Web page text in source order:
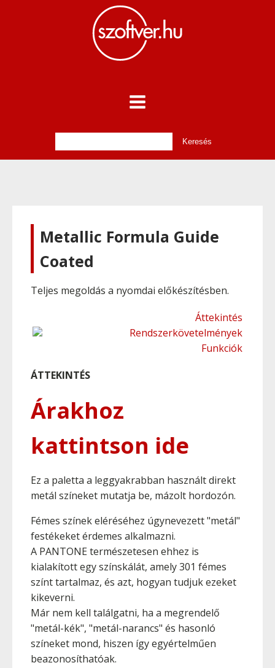
Metallic Formula Guide
Coated
Teljes megoldás a nyomdai előkészítésben.
Áttekintés
Rendszerkövetelmények
Funkciók
ÁTTEKINTÉS
Árakhoz
kattintson ide
Ez a paletta a leggyakrabban használt direkt
metál színeket mutatja be, mázolt hordozón.
Fémes színek eléréséhez úgynevezett "metál"
festékeket érdemes alkalmazni.
A PANTONE természetesen ehhez is
kialakított egy színskálát, amely 301 fémes
színt tartalmaz, és azt, hogyan tudjuk ezeket
kikeverni.
Már nem kell találgatni, ha a megrendelő
"metál-kék", "metál-narancs" és hasonló
színeket mond, hiszen így egyértelműen
beazonosíthatóak.